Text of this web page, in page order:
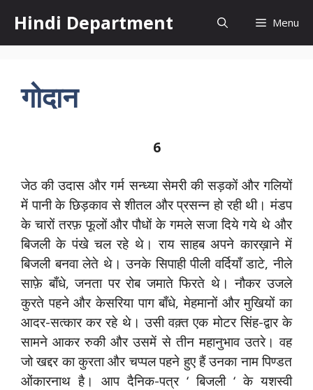
content
Hindi Department Menu
गोदान
6
जेठ की उदास और गर्म सन्ध्या सेमरी की सड़कों और गलियों
में पानी के छिड़काव से शीतल और प्रसन्न हो रही थी। मंडप
के चारों तरफ़ फूलों और पौधों के गमले सजा दिये गये थे और
बिजली के पंखे चल रहे थे। राय साहब अपने कारख़ाने में
बिजली बनवा लेते थे। उनके सिपाही पीली वर्दियाँ डाटे, नीले
साफ़े बाँधे, जनता पर रोब जमाते फिरते थे। नौकर उजले
कुरते पहने और केसरिया पाग बाँधे, मेहमानों और मुखियों का
आदर-सत्कार कर रहे थे। उसी वक़्त एक मोटर सिंह-द्वार के
सामने आकर रुकी और उसमें से तीन महानुभाव उतरे। वह
जो खद्दर का कुरता और चप्पल पहने हुए हैं उनका नाम पिण्डत
ओंकारनाथ है। आप दैनिक-पत्र ‘ बिजली ‘ के यशस्वी